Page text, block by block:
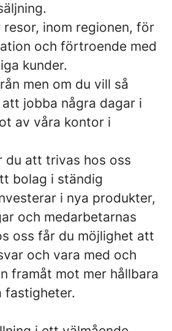
inom regionen, för
och förtroende med
kunder.
men om du vill så
jobba några dagar i
av våra kontor i
du att trivas hos oss
bolag i ständig
i nya produkter,
och medarbetarnas
oss får du möjlighet att
och vara med och
framåt mot mer hållbara
fastigheter.